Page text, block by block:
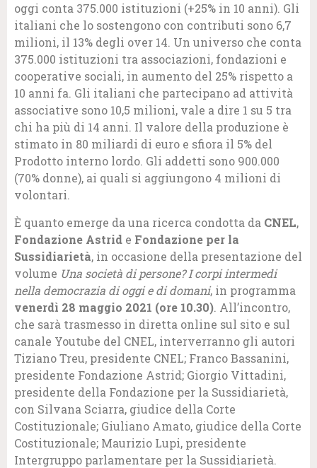
oggi conta 375.000 istituzioni (+25% in 10 anni). Gli
italiani che lo sostengono con contributi sono 6,7
milioni, il 13% degli over 14. Un universo che conta
375.000 istituzioni tra associazioni, fondazioni e
cooperative sociali, in aumento del 25% rispetto a
10 anni fa. Gli italiani che partecipano ad attività
associative sono 10,5 milioni, vale a dire 1 su 5 tra
chi ha più di 14 anni. Il valore della produzione è
stimato in 80 miliardi di euro e sfiora il 5% del
Prodotto interno lordo. Gli addetti sono 900.000
(70% donne), ai quali si aggiungono 4 milioni di
volontari.
Ѐ quanto emerge da una ricerca condotta da CNEL,
Fondazione Astrid e Fondazione per la
Sussidiarietà, in occasione della presentazione del
volume Una società di persone? I corpi intermedi
nella democrazia di oggi e di domani, in programma
venerdì 28 maggio 2021 (ore 10.30). All’incontro,
che sarà trasmesso in diretta online sul sito e sul
canale Youtube del CNEL, interverranno gli autori
Tiziano Treu, presidente CNEL; Franco Bassanini,
presidente Fondazione Astrid; Giorgio Vittadini,
presidente della Fondazione per la Sussidiarietà,
con Silvana Sciarra, giudice della Corte
Costituzionale; Giuliano Amato, giudice della Corte
Costituzionale; Maurizio Lupi, presidente
Intergruppo parlamentare per la Sussidiarietà.